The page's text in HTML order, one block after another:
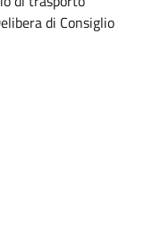
di Consiglio